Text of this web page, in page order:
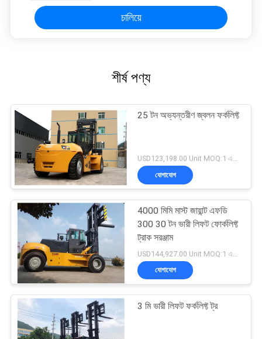
চালিয়ে
শীর্ষ পণ্য
25 টন অভ্যন্তরীণ জ্বলন ফর্কলিফ্ট
যোগাযোগ
4000 মিমি মাস্ট জায়ান্ট এফডি
300 30 টন ভারী লিফট ফোর্কলিফ্ট
ট্রাক সরঞ্জাম
যোগাযোগ
3 মি ভারী লিফট ফর্কলিফ্ট ট্র